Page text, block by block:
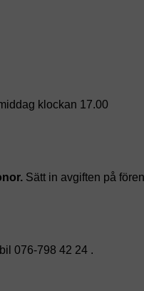
klockan 17.00
Sätt in avgiften på
076-798 42 24 .